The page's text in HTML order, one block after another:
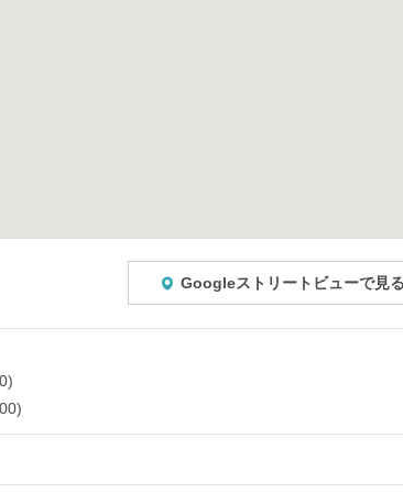
Googleストリートビューで見